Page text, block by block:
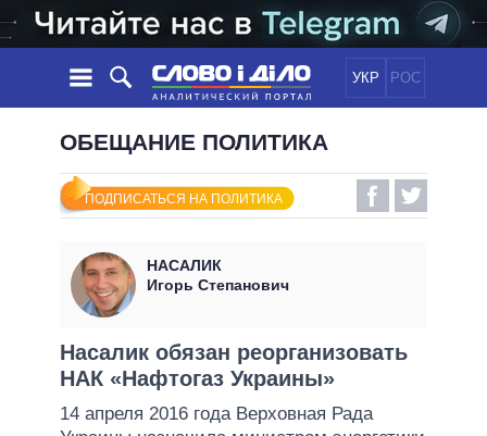
УКР РОС
НОВОСТИ
ЛЕНТА
СОБЫТИЯ
СТАТЬИ
МНЕНИЯ
ОБЗОРЫ
ДАЙДЖЕСТЫ
ПОЛИТИКА
ЭКОНОМИКА
МИР
ОБЕЩАНИЯ
ВСЕ ПОЛИТИКИ
ПРЕЗИДЕНТ И ОФИС
ВЕРХОВНАЯ РАДА
КАБИНЕТ МИНИСТРОВ
ГЛАВЫ ОБЛАДМИНИСТРАЦИЙ
ИНФОГРАФИКА
ПОДДЕРЖАТЬ
СРАВНЕНИЕ ПОЛИТИКОВ
ОБЕЩАНИЕ ПОЛИТИКА
ПОДПИСАТЬСЯ НА ПОЛИТИКА
НАСАЛИК
Игорь Степанович
Насалик обязан реорганизовать
НАК «Нафтогаз Украины»
14 апреля 2016 года Верховная Рада